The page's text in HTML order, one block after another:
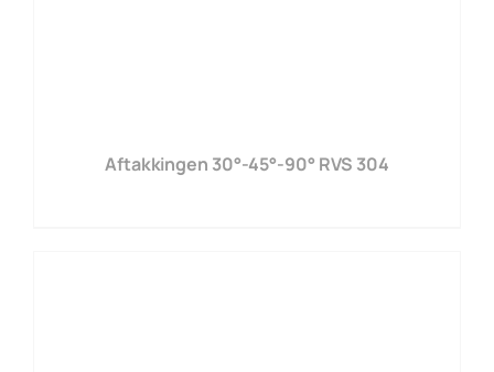
Aftakkingen 30°-45°-90° RVS 304